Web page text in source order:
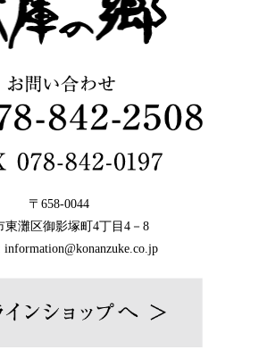
〒658-0044
東灘区御影塚町4丁目4－8